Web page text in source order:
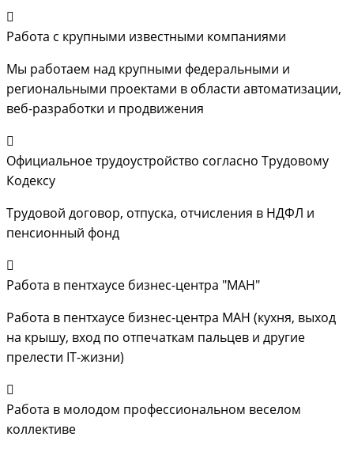
Работа с крупными известными компаниями
Мы работаем над крупными федеральными и
региональными проектами в области автоматизации,
веб-разработки и продвижения
Официальное трудоустройство согласно Трудовому
Кодексу
Трудовой договор, отпуска, отчисления в НДФЛ и
пенсионный фонд
Работа в пентхаусе бизнес-центра "МАН"
Работа в пентхаусе бизнес-центра МАН (кухня, выход
на крышу, вход по отпечаткам пальцев и другие
прелести IT-жизни)
Работа в молодом профессиональном веселом
коллективе